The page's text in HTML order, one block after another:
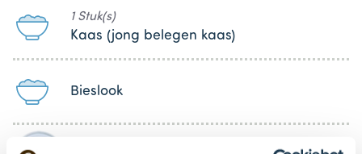
1 Stuk(s)
Kaas (jong belegen kaas)
Bieslook